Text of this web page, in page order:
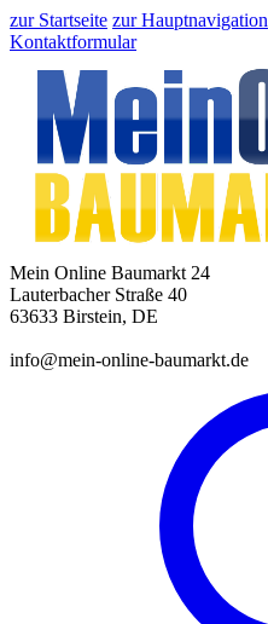
zur Startseite zur Hauptnavigation
Kontaktformular
Mein Online Baumarkt 24
Lauterbacher Straße 40
63633 Birstein, DE
info@mein-online-baumarkt.de